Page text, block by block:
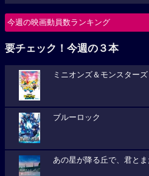
今週の映画動員数ランキング
要チェック！今週の３本
ミニオンズ＆モンスターズ
ブルーロック
あの星が降る丘で、君とま